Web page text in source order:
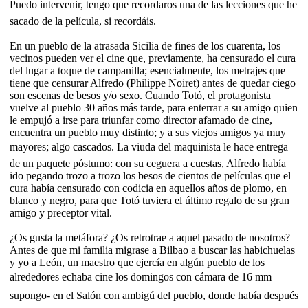
Puedo intervenir, tengo que recordaros una de las lecciones que he
sacado de la película, si recordáis.
En un pueblo de la atrasada Sicilia de fines de los cuarenta, los
vecinos pueden ver el cine que, previamente, ha censurado el cura
del lugar a toque de campanilla; esencialmente, los metrajes que
tiene que censurar Alfredo (Philippe Noiret) antes de quedar ciego
son escenas de besos y/o sexo. Cuando Totó, el protagonista
vuelve al pueblo 30 años más tarde, para enterrar a su amigo quien
le empujó a irse para triunfar como director afamado de cine,
encuentra un pueblo muy distinto; y a sus viejos amigos ya muy
mayores; algo cascados. La viuda del maquinista le hace entrega
de un paquete póstumo: con su ceguera a cuestas, Alfredo había
ido pegando trozo a trozo los besos de cientos de películas que el
cura había censurado con codicia en aquellos años de plomo, en
blanco y negro, para que Totó tuviera el último regalo de su gran
amigo y preceptor vital.
¿Os gusta la metáfora? ¿Os retrotrae a aquel pasado de nosotros?
Antes de que mi familia migrase a Bilbao a buscar las habichuelas
y yo a León, un maestro que ejercía en algún pueblo de los
alrededores echaba cine los domingos con cámara de 16 mm
supongo- en el Salón con ambigú del pueblo, donde había después